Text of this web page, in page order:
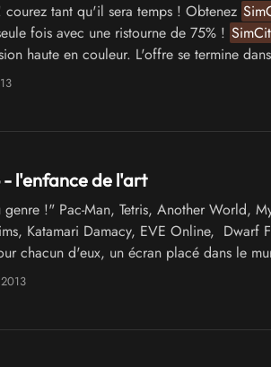
tant qu'il sera temps ! Obtenez
fois avec une ristourne de 75% !
haute en couleur. L'offre se termine
- l'enfance de l'art
!" Pac-Man, Tetris, Another World,
Katamari Damacy, EVE Online, Dwarf
chacun d'eux, un écran placé dans le